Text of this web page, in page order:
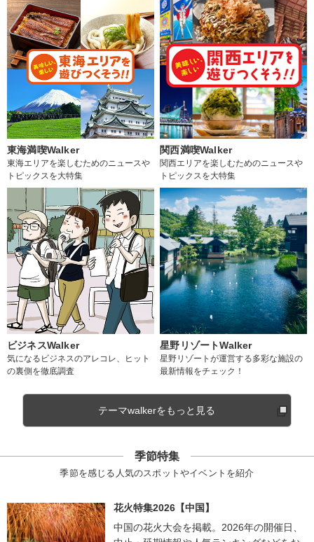
東海満喫Walker
東海エリアを楽しむためのニュースや
トピックスを大特集
関西満喫Walker
関西エリアを楽しむためのニュースや
トピックスを大特集
ビジネスWalker
気になるビジネスのアレコレ、ヒット
の裏側を徹底調査
星野リゾートWalker
星野リゾートが運営する多彩な施設の
最新情報をチェック！
テーマwalkerをもっと見る
季節特集
季節を感じる人気のスポットやイベントを紹介
花火特集2026【中国】
中国の花火大会を掲載。2026年の開催日、